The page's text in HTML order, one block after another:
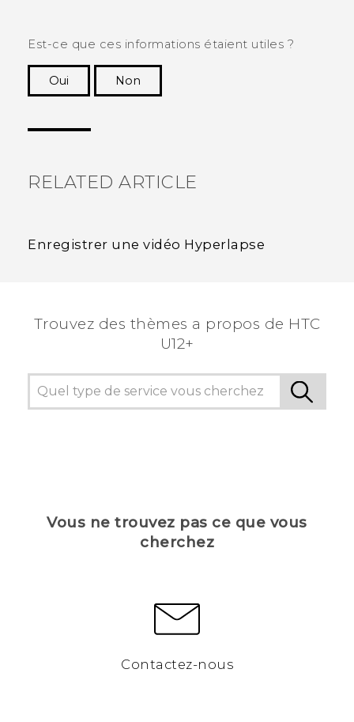
Est-ce que ces informations étaient utiles ?
Oui
Non
RELATED ARTICLE
Enregistrer une vidéo Hyperlapse
Trouvez des thèmes a propos de HTC
U12+
Vous ne trouvez pas ce que vous
cherchez
Contactez-nous